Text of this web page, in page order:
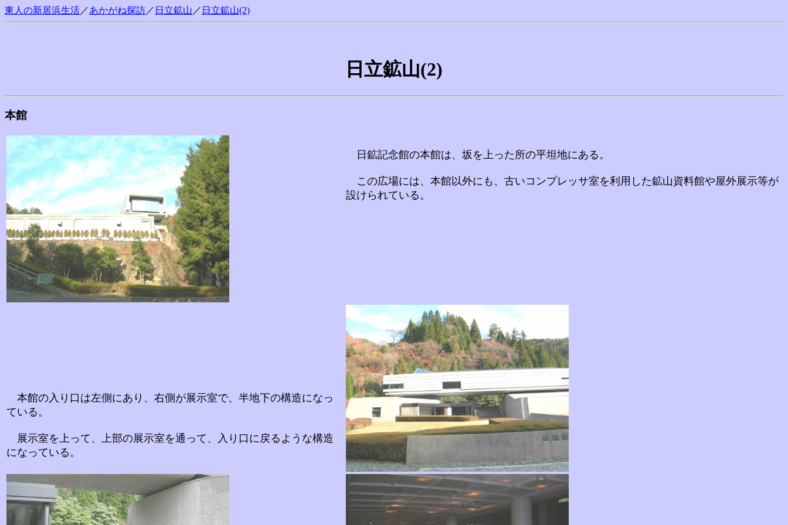
東人の新居浜生活／あかがね探訪／ 日立鉱山 ／ 日立鉱山(2)
日立鉱山(2)
本館
日鉱記念館の本館は、坂を上った所の平坦地にある。
この広場には、本館以外にも、古いコンプレッサ室を利用した鉱山資料館や屋外展示等が
設けられている。
本館の入り口は左側にあり、右側が展示室で、半地下の構造になっ
ている。
展示室を上って、上部の展示室を通って、入り口に戻るような構造
になっている。